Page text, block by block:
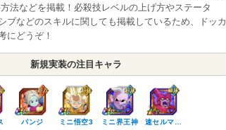
法などを掲載！必殺技レベルの上げ方やステータ
ブなどのスキルに関しても掲載しているため、ドッカ
にどうぞ！
新規実装の注目キャラ
パンジ ミニ悟空3 ミニ界王神 速セルマ…